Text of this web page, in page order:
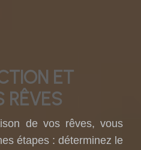
ET
RÊVES
de vos rêves, vous
étapes : déterminez le